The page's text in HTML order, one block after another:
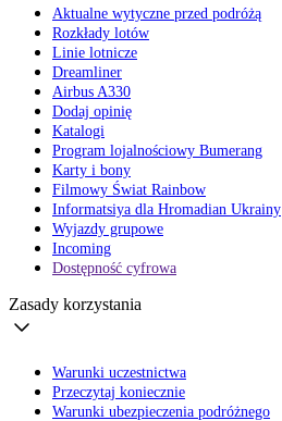
Aktualne wytyczne przed podróżą
Rozkłady lotów
Linie lotnicze
Dreamliner
Airbus A330
Dodaj opinię
Katalogi
Program lojalnościowy Bumerang
Karty i bony
Filmowy Świat Rainbow
Informatsiya dla Hromadian Ukrainy
Wyjazdy grupowe
Incoming
Dostępność cyfrowa
Zasady korzystania
Warunki uczestnictwa
Przeczytaj koniecznie
Warunki ubezpieczenia podróżnego